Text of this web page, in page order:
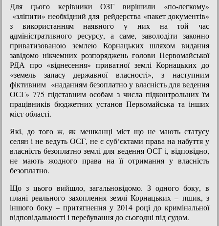
Для цього керівники ОЗГ вирішили «по-легкому»
«зліпити» необхідний для рейдерства «пакет документів»
з використанням наявного у них на той час
адміністративного ресурсу, а саме, заволодіти законно
приватизованою землею Корнацьких шляхом видання
завідомо нікчемних розпоряджень голови Первомайської
РДА про «віднесення» приватної землі Корнацьких до
«земель запасу державної власності», з наступним
фіктивним «наданням безоплатно у власність для ведення
ОСГ» 775 підставним особам з числа підконтрольних їм
працівників бюджетних установ Первомайська та інших
міст області.
Які, до того ж, як мешканці міст що не мають статусу
селян і не ведуть ОСГ, не є суб‘єктами права на набуття у
власність безоплатно землі для ведення ОСГ і, відповідно,
не мають жодного права на її отримання у власність
безоплатно.
Що з цього вийшло, загальновідомо. З одного боку, в
плані реального захоплення землі Корнацьких – пшик, з
іншого боку – притягнення у 2014 році до кримінальної
відповідальності і перебування до сьогодні під судом.